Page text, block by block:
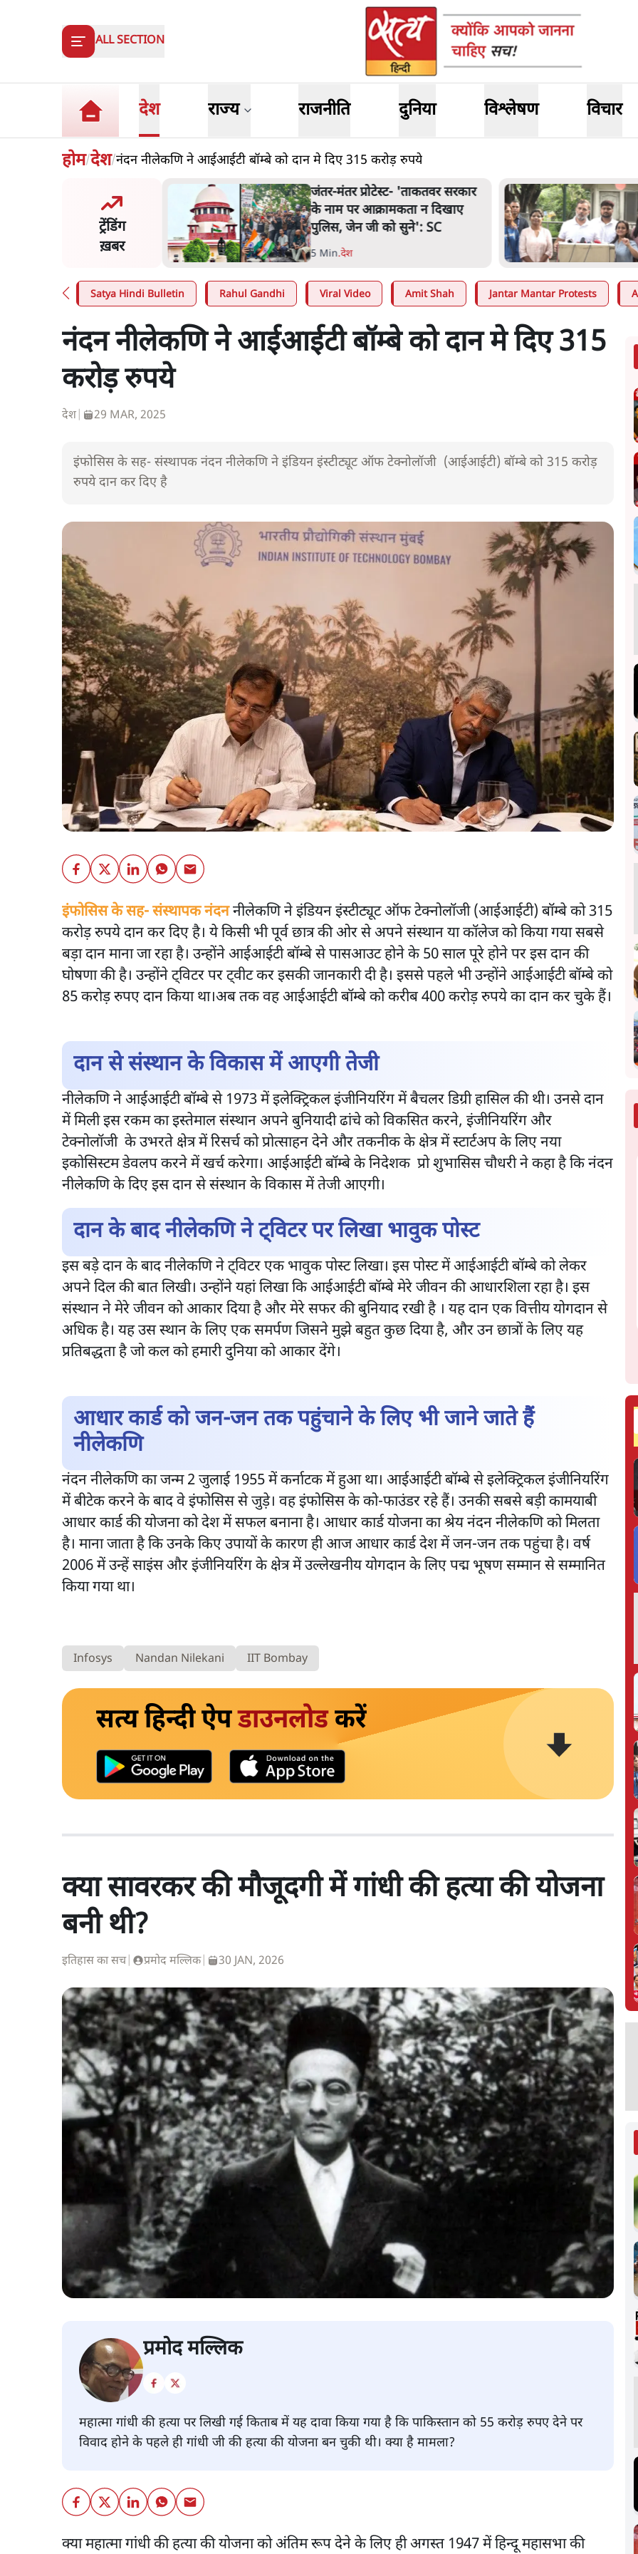
ALL SECTION
देश राज्य राजनीति दुनिया विश्लेषण विचार
होम/देश/नंदन नीलेकणि ने आईआईटी बॉम्बे को दान मे दिए 315 करोड़ रुपये
ट्रेंडिंग
ख़बर
समिति-मेटा की बैठकः मार्क
ने भारत सरकार से माफी
जंतर-मंतर प्रोटेस्ट- 'ताकतवर सरकार
के नाम पर आक्रामकता न दिखाए
पुलिस, जेन जी को सुने': SC
5 Min.देश
Satya Hindi Bulletin Rahul Gandhi Viral Video Amit Shah Jantar Mantar Protests
नंदन नीलेकणि ने आईआईटी बॉम्बे को दान मे दिए 315
करोड़ रुपये
देश 29 MAR, 2025
इंफोसिस के सह- संस्थापक नंदन नीलेकणि ने इंडियन इंस्टीट्यूट ऑफ टेक्नोलॉजी (आईआईटी) बॉम्बे को 315 करोड़
रुपये दान कर दिए है
इंफोसिस के सह- संस्थापक नंदननीलेकणि ने इंडियन इंस्टीट्यूट ऑफ टेक्नोलॉजी (आईआईटी) बॉम्बे को 315
करोड़ रुपये दान कर दिए है। ये किसी भी पूर्व छात्र की ओर से अपने संस्थान या कॉलेज को किया गया सबसे
बड़ा दान माना जा रहा है। उन्होंने आईआईटी बॉम्बे से पासआउट होने के 50 साल पूरे होने पर इस दान की
घोषणा की है। उन्होंने ट्विटर पर ट्वीट कर इसकी जानकारी दी है। इससे पहले भी उन्होंने आईआईटी बॉम्बे को
85 करोड़ रुपए दान किया था।अब तक वह आईआईटी बॉम्बे को करीब 400 करोड़ रुपये का दान कर चुके हैं।
दान से संस्थान के विकास में आएगी तेजी
नीलेकणि ने आईआईटी बॉम्बे से 1973 में इलेक्ट्रिकल इंजीनियरिंग में बैचलर डिग्री हासिल की थी। उनसे दान
में मिली इस रकम का इस्तेमाल संस्थान अपने बुनियादी ढांचे को विकसित करने, इंजीनियरिंग और
टेक्नोलॉजी के उभरते क्षेत्र में रिसर्च को प्रोत्साहन देने और तकनीक के क्षेत्र में स्टार्टअप के लिए नया
इकोसिस्टम डेवलप करने में खर्च करेगा। आईआईटी बॉम्बे के निदेशक प्रो शुभासिस चौधरी ने कहा है कि नंदन
नीलेकणि के दिए इस दान से संस्थान के विकास में तेजी आएगी।
दान के बाद नीलेकणि ने ट्विटर पर लिखा भावुक पोस्ट
इस बड़े दान के बाद नीलेकणि ने ट्विटर एक भावुक पोस्ट लिखा। इस पोस्ट में आईआईटी बॉम्बे को लेकर
अपने दिल की बात लिखी। उन्होंने यहां लिखा कि आईआईटी बॉम्बे मेरे जीवन की आधारशिला रहा है। इस
संस्थान ने मेरे जीवन को आकार दिया है और मेरे सफर की बुनियाद रखी है । यह दान एक वित्तीय योगदान से
अधिक है। यह उस स्थान के लिए एक समर्पण जिसने मुझे बहुत कुछ दिया है, और उन छात्रों के लिए यह
प्रतिबद्धता है जो कल को हमारी दुनिया को आकार देंगे।
आधार कार्ड को जन-जन तक पहुंचाने के लिए भी जाने जाते हैं
नीलेकणि
नंदन नीलेकणि का जन्म 2 जुलाई 1955 में कर्नाटक में हुआ था। आईआईटी बॉम्बे से इलेक्ट्रिकल इंजीनियरिंग
में बीटेक करने के बाद वे इंफोसिस से जुड़े। वह इंफोसिस के को-फाउंडर रहे हैं। उनकी सबसे बड़ी कामयाबी
आधार कार्ड की योजना को देश में सफल बनाना है। आधार कार्ड योजना का श्रेय नंदन नीलेकणि को मिलता
है। माना जाता है कि उनके किए उपायों के कारण ही आज आधार कार्ड देश में जन-जन तक पहुंचा है। वर्ष
2006 में उन्हें साइंस और इंजीनियरिंग के क्षेत्र में उल्लेखनीय योगदान के लिए पद्म भूषण सम्मान से सम्मानित
किया गया था।
Infosys Nandan Nilekani IIT Bombay
सत्य हिन्दी ऐपडाउनलोडकरें
क्या सावरकर की मौजूदगी में गांधी की हत्या की योजना
बनी थी?
इतिहास का सच| प्रमोद मल्लिक| 30 JAN, 2026
प्रमोद मल्लिक
महात्मा गांधी की हत्या पर लिखी गई किताब में यह दावा किया गया है कि पाकिस्तान को 55 करोड़ रुपए देने पर
विवाद होने के पहले ही गांधी जी की हत्या की योजना बन चुकी थी। क्या है मामला?
क्या महात्मा गांधी की हत्या की योजना को अंतिम रूप देने के लिए ही अगस्त 1947 में हिन्दू महासभा की